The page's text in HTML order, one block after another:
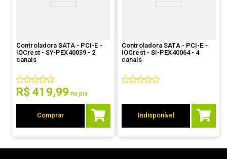
Controladora SATA - PCI-E -
IOCrest - SY-PEX40039 - 2
canais
R$ 419,99 no pix
Comprar
Controladora SATA - PCI-E -
IOCrest - SI-PEX40064 - 4
canais
Indisponível